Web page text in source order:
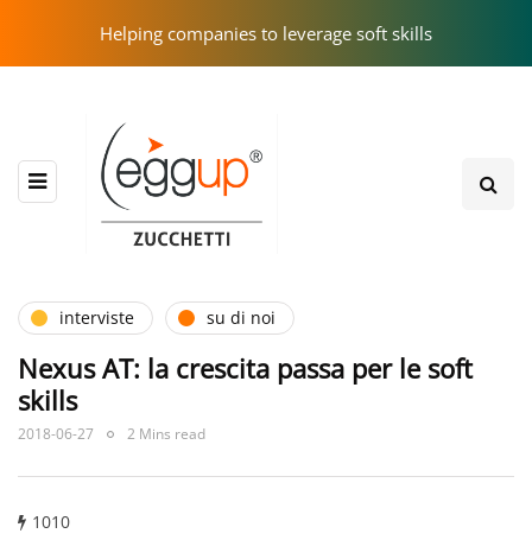
Helping companies to leverage soft skills
interviste su di noi
Nexus AT: la crescita passa per le soft
skills
2018-06-27 2 Mins read
1010